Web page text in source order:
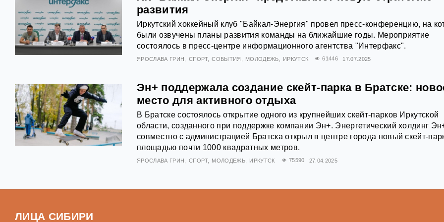
развития
Иркутский хоккейный клуб "Байкал-Энергия" провел пресс-конференцию, на
были озвучены планы развития команды на ближайшие годы. Мероприятие
состоялось в пресс-центре информационного агентства "Интерфакс".
ЯРОСЛАВА ГРИН СПОРТ СОБЫТИЯ МОЛОДЕЖЬ ИРКУТСК 61446 17.07.2025
Эн+ поддержала создание скейт-парка в Братске:
место для активного отдыха
В Братске состоялось открытие одного из крупнейших скейт-парков Иркутской
области, созданного при поддержке компании Эн+. Энергетический холдинг
совместно с администрацией Братска открыл в центре города новый скейт-
площадью почти 1000 квадратных метров.
ЯРОСЛАВА ГРИН СПОРТ МОЛОДЕЖЬ ИРКУТСК 75590 27.04.2025
ЛИЦА СИБИРИ